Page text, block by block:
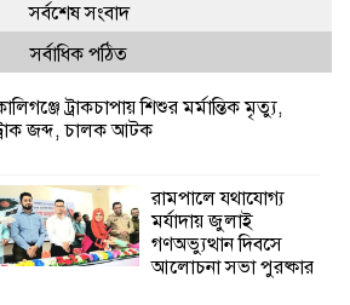
সর্বশেষ সংবাদ
সর্বাধিক পঠিত
ট্রাকচাপায় শিশুর মর্মান্তিক মৃত্যু,
জব্দ, চালক আটক
রামপালে যথাযোগ্য
মর্যাদায় জুলাই
গণঅভ্যুত্থান দিবসে
আলোচনা সভা পুরষ্কার